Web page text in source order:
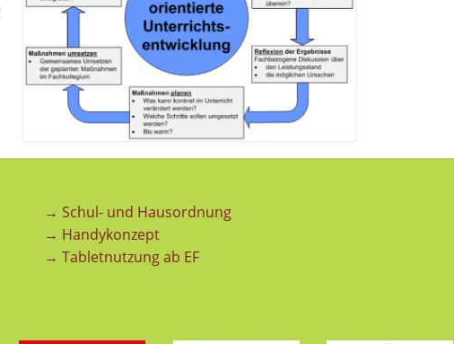
→ Schul- und Hausordnung
→ Handykonzept
→ Tabletnutzung ab EF